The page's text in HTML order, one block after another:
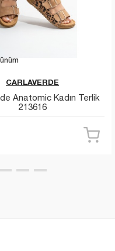
CARLAVERDE
Anatomic Kadın Terlik
213616